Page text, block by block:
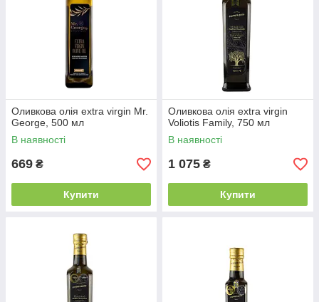
Оливкова олія extra virgin Mr.
George, 500 мл
В наявності
669 ₴
Купити
Оливкова олія extra virgin
Voliotis Family, 750 мл
В наявності
1 075 ₴
Купити